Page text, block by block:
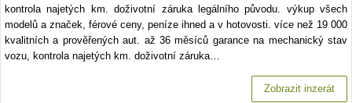
kontrola najetých km. doživotní záruka legálního původu. výkup všech
modelů a značek, férové ceny, peníze ihned a v hotovosti. více než 19 000
kvalitních a prověřených aut. až 36 měsíců garance na mechanický stav
vozu, kontrola najetých km. doživotní záruka…
Zobrazit inzerát